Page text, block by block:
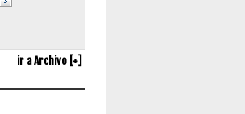
ir a Archivo [+]